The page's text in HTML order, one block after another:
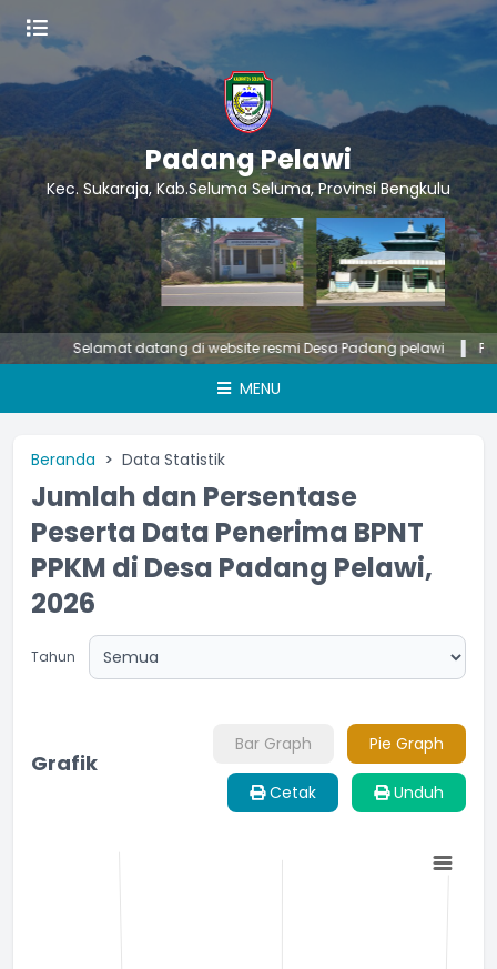
Padang Pelawi
Kec. Sukaraja, Kab.Seluma Seluma, Provinsi Bengkulu
Selamat datang di website resmi Desa Padang pelawi
MENU
Beranda Data Statistik
Jumlah dan Persentase
Peserta Data Penerima BPNT
PPKM di Desa Padang Pelawi,
2026
Tahun
Grafik
Bar Graph Pie Graph
Cetak Unduh